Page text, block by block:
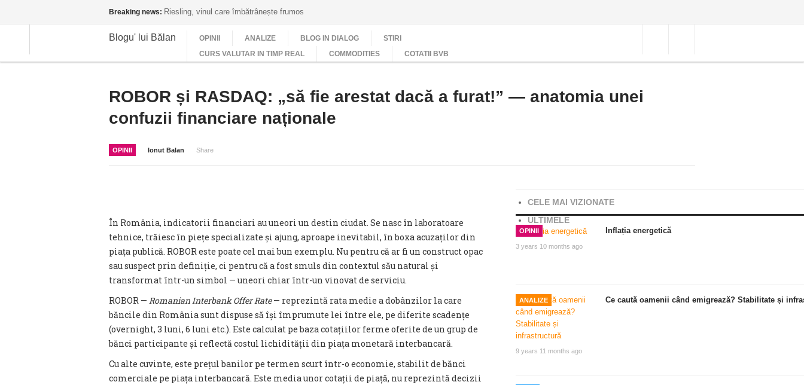
Breaking news: Riesling, vinul care îmbătrânește frumos
Blogu' lui Bălan OPINII ANALIZE BLOG IN DIALOG
STIRI
CURS VALUTAR IN TIMP REAL
COMMODITIES COTATII BVB
ROBOR și RASDAQ: „să fie arestat dacă a furat!” — anatomia unei
confuzii financiare naționale
OPINII Ionut Balan Share
În România, indicatorii financiari au uneori un destin ciudat. Se nasc în laboratoare
tehnice, trăiesc în piețe specializate și ajung, aproape inevitabil, în boxa acuzaților din
piața publică. ROBOR este poate cel mai bun exemplu. Nu pentru că ar fi un construct opac
sau suspect prin definiție, ci pentru că a fost smuls din contextul său natural și
transformat într-un simbol — uneori chiar într-un vinovat de serviciu.
ROBOR — Romanian Interbank Offer Rate— reprezintă rata medie a dobânzilor la care
băncile din România sunt dispuse să își împrumute lei între ele, pe diferite scadențe
(overnight, 3 luni, 6 luni etc.). Este calculat pe baza cotațiilor ferme oferite de un grup de
bănci participante și reflectă costul lichidității din piața monetară interbancară.
Cu alte cuvinte, este prețul banilor pe termen scurt într-o economie, stabilit de bănci
comerciale pe piața interbancară. Este media unor cotații de piață, nu reprezintă decizii
CELE MAI VIZIONATE
ULTIMELE
OPINII
3 years 10 months ago
Inflația energetică
ANALIZE
9 years 11 months ago
Ce caută oamenii când emigrează? Stabilitate și